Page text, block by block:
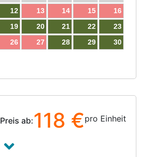
12 13 14 15
16
19 20 21 22
23
26 27 28 29
30
Preis ab:118 €pro Einheit